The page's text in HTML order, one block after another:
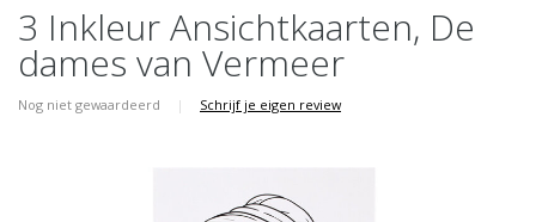
3 Inkleur Ansichtkaarten, De
dames van Vermeer
Nog niet gewaardeerd | Schrijf je eigen review